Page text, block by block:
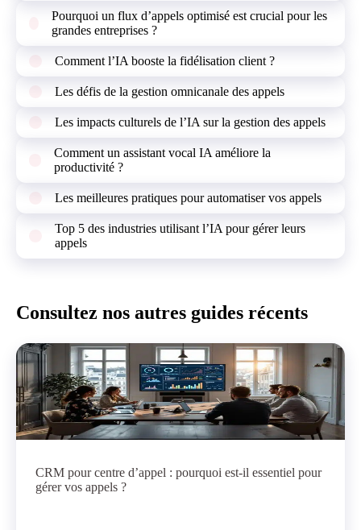
Pourquoi un flux d’appels optimisé est crucial pour les
grandes entreprises ?
Comment l’IA booste la fidélisation client ?
Les défis de la gestion omnicanale des appels
Les impacts culturels de l’IA sur la gestion des appels
Comment un assistant vocal IA améliore la
productivité ?
Les meilleures pratiques pour automatiser vos appels
Top 5 des industries utilisant l’IA pour gérer leurs
appels
Consultez nos autres guides récents
CRM pour centre d’appel : pourquoi est-il essentiel pour
gérer vos appels ?